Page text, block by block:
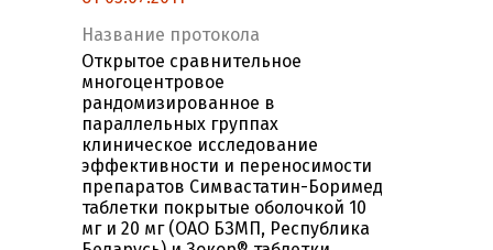
Название протокола
Открытое сравнительное
многоцентровое
рандомизированное в
параллельных группах
клиническое исследование
эффективности и переносимости
препаратов Симвастатин-Боримед
таблетки покрытые оболочкой 10
мг и 20 мг (ОАО БЗМП, Республика